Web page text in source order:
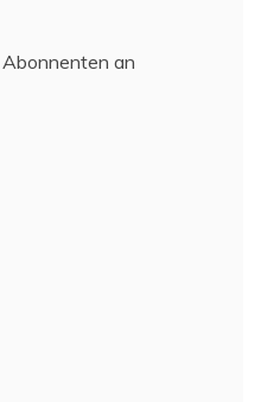
an